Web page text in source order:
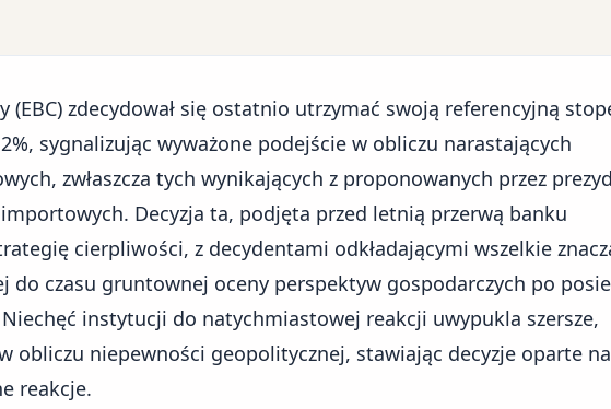
(EBC) zdecydował się ostatnio utrzymać swoją referencyjną
sygnalizując wyważone podejście w obliczu narastających
, zwłaszcza tych wynikających z proponowanych przez
importowych. Decyzja ta, podjęta przed letnią przerwą banku
cierpliwości, z decydentami odkładającymi wszelkie
do czasu gruntownej oceny perspektyw gospodarczych po
instytucji do natychmiastowej reakcji uwypukla szersze,
obliczu niepewności geopolitycznej, stawiając decyzje oparte na
reakcje.